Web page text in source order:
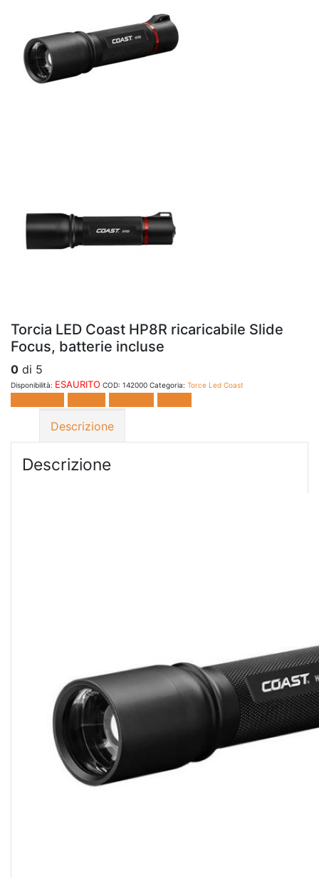
Torcia LED Coast HP8R ricaricabile Slide
Focus, batterie incluse
0 di 5
Disponibilità: ESAURITO COD: 142000 Categoria: Torce Led Coast
Descrizione
Descrizione